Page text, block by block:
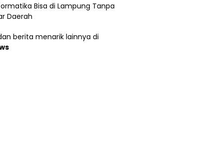
Bisa di Lampung Tanpa
Daerah
berita menarik lainnya di